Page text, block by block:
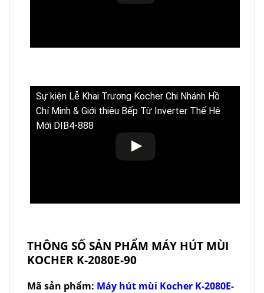
Sự kiện Lễ Khai Trương Kocher Chi Nhánh Hồ
Chí Minh & Giới thiệu Bếp Từ Inverter Thế Hệ
Mới DIB4-888
THÔNG SỐ SẢN PHẨM MÁY HÚT MÙI
KOCHER K-2080E-90
Mã sản phẩm: Máy hút mùi Kocher K-2080E-